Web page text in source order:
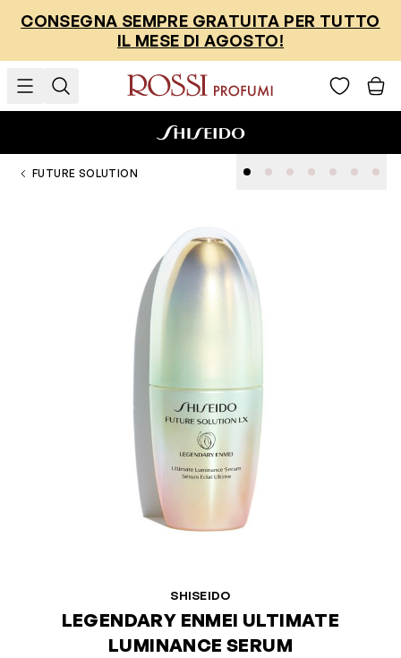
CONSEGNA SEMPRE GRATUITA PER TUTTO
IL MESE DI AGOSTO!
FUTURE SOLUTION
SHISEIDO
LEGENDARY ENMEI ULTIMATE
LUMINANCE SERUM